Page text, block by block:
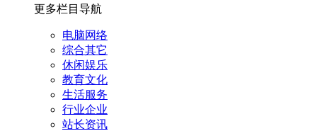
更多栏目导航
电脑网络
综合其它
休闲娱乐
教育文化
生活服务
行业企业
站长资讯